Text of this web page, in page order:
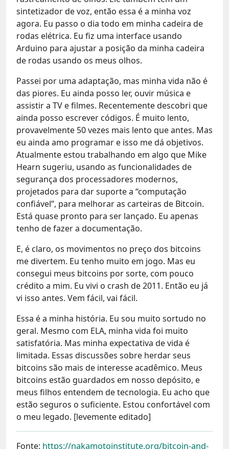
sintetizador de voz, então essa é a minha voz
agora. Eu passo o dia todo em minha cadeira de
rodas elétrica. Eu fiz uma interface usando
Arduino para ajustar a posição da minha cadeira
de rodas usando os meus olhos.
Passei por uma adaptação, mas minha vida não é
das piores. Eu ainda posso ler, ouvir música e
assistir a TV e filmes. Recentemente descobri que
ainda posso escrever códigos. É muito lento,
provavelmente 50 vezes mais lento que antes. Mas
eu ainda amo programar e isso me dá objetivos.
Atualmente estou trabalhando em algo que Mike
Hearn sugeriu, usando as funcionalidades de
segurança dos processadores modernos,
projetados para dar suporte a “computação
confiável”, para melhorar as carteiras de Bitcoin.
Está quase pronto para ser lançado. Eu apenas
tenho de fazer a documentação.
E, é claro, os movimentos no preço dos bitcoins
me divertem. Eu tenho muito em jogo. Mas eu
consegui meus bitcoins por sorte, com pouco
crédito a mim. Eu vivi o crash de 2011. Então eu já
vi isso antes. Vem fácil, vai fácil.
Essa é a minha história. Eu sou muito sortudo no
geral. Mesmo com ELA, minha vida foi muito
satisfatória. Mas minha expectativa de vida é
limitada. Essas discussões sobre herdar seus
bitcoins são mais de interesse acadêmico. Meus
bitcoins estão guardados em nosso depósito, e
meus filhos entendem de tecnologia. Eu acho que
estão seguros o suficiente. Estou confortável com
o meu legado. [levemente editado]
Fonte: https://nakamotoinstitute.org/bitcoin-and-